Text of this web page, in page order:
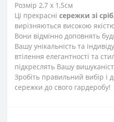
Розмір 2,7 х 1,5см
Ці прекрасні сережки зі
вирізняються високою
Вони відмінно доповнять
Вашу унікальність та
втілення елегантності та
підкреслять Вашу
Зробіть правильний вибір і
сережки до свого гардеробу!